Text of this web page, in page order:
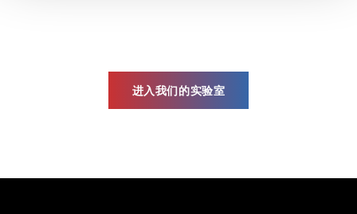
selezionati nei riquadri sottostanti. Cliccando su “
Cookie", accettando o inibendo l'utilizzo delle diverse
进入我们的实验室